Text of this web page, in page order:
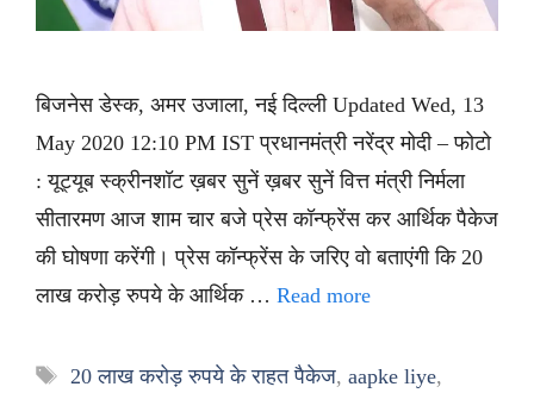
बिजनेस डेस्क, अमर उजाला, नई दिल्ली Updated Wed, 13
May 2020 12:10 PM IST प्रधानमंत्री नरेंद्र मोदी – फोटो
: यूट्यूब स्क्रीनशॉट ख़बर सुनें ख़बर सुनें वित्त मंत्री निर्मला
सीतारमण आज शाम चार बजे प्रेस कॉन्फ्रेंस कर आर्थिक पैकेज
की घोषणा करेंगी। प्रेस कॉन्फ्रेंस के जरिए वो बताएंगी कि 20
लाख करोड़ रुपये के आर्थिक … Read more
Tags
20 लाख करोड़ रुपये के राहत पैकेज, aapke liye,